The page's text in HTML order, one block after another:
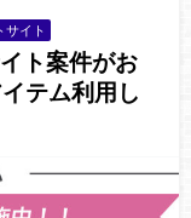
サイト
ト案件がお
テム利用し